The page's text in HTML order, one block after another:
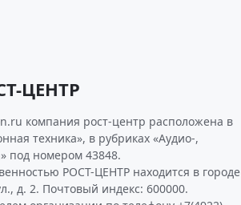
ЦЕНТР
компания рост-центр расположена в
техника», в рубриках «Аудио-,
под номером 43848.
РОСТ-ЦЕНТР находится в городе
д. 2. Почтовый индекс: 600000.